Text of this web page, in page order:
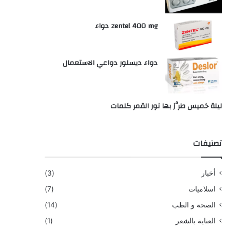
zentel 400 mg دواء
دواء ديسلور دواعي الاستعمال
ليلة خميس طرَّز بها نور القمر كلمات
تصنيفات
أخبار
(3)
اسلاميات
(7)
الصحة و الطب
(14)
العناية بالشعر
(1)